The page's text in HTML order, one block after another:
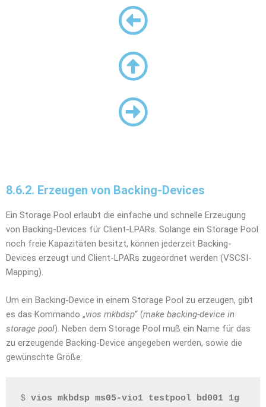
8.6.2. Erzeugen von Backing-Devices
Ein Storage Pool erlaubt die einfache und schnelle Erzeugung
von Backing-Devices für Client-LPARs. Solange ein Storage Pool
noch freie Kapazitäten besitzt, können jederzeit Backing-
Devices erzeugt und Client-LPARs zugeordnet werden (VSCSI-
Mapping).
Um ein Backing-Device in einem Storage Pool zu erzeugen, gibt
es das Kommando „vios mkbdsp“ (make backing-device in
storage pool). Neben dem Storage Pool muß ein Name für das
zu erzeugende Backing-Device angegeben werden, sowie die
gewünschte Größe:
$ vios mkbdsp ms05-vio1 testpool bd001 1g